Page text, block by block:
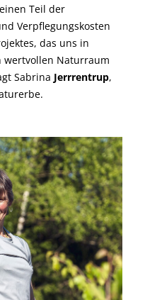
Teil der
Verpflegungskosten
das uns in
wertvollen Naturraum
Sabrina Jerrrentrup,